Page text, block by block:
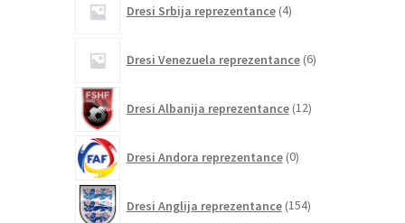
Dresi Srbija reprezentance 4izdelki
Dresi Venezuela reprezentance 6izdelkov
Dresi Albanija reprezentance 12izdelkov
Dresi Andora reprezentance 0izdelkov
Dresi Anglija reprezentance 154izdelkov